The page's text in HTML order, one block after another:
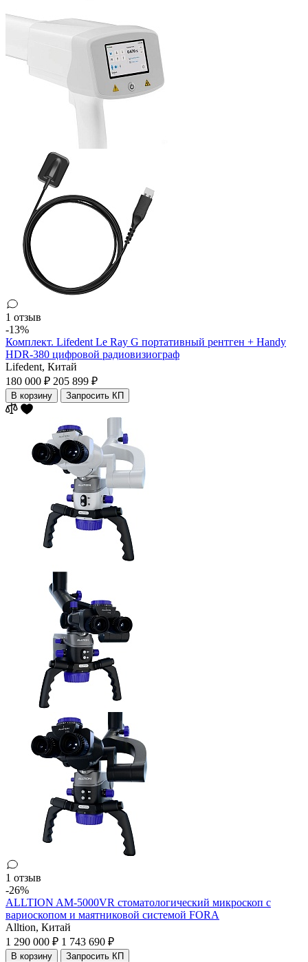
1 отзыв
-13%
Комплект. Lifedent Le Ray G портативный рентген + Handy
HDR-380 цифровой радиовизиограф
Lifedent, Китай
180 000 ₽ 205 899 ₽
В корзину Запросить КП
1 отзыв
-26%
ALLTION AM-5000VR стоматологический микроскоп с
вариоскопом и маятниковой системой FORA
Alltion, Китай
1 290 000 ₽ 1 743 690 ₽
В корзину Запросить КП